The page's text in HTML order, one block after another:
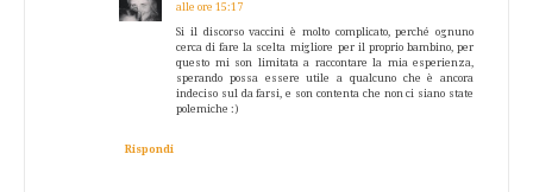
alle ore 15:17
Si il discorso vaccini è molto complicato, perché ognuno
cerca di fare la scelta migliore per il proprio bambino, per
questo mi son limitata a raccontare la mia esperienza,
sperando possa essere utile a qualcuno che è ancora
indeciso sul da farsi, e son contenta che non ci siano state
polemiche :)
Rispondi